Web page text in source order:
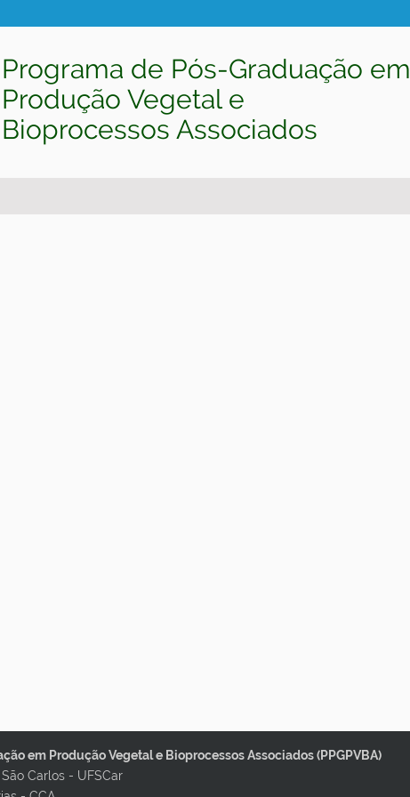
Programa de Pós-Graduação em
Produção Vegetal e
Bioprocessos Associados
em Produção Vegetal e Bioprocessos Associados (PPGPVBA)
Carlos - UFSCar